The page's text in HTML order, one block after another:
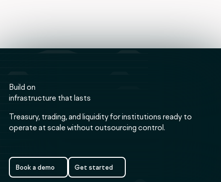
Build on
infrastructure that lasts
Treasury, trading, and liquidity for institutions ready to
operate at scale without outsourcing control.
Book a demo Get started